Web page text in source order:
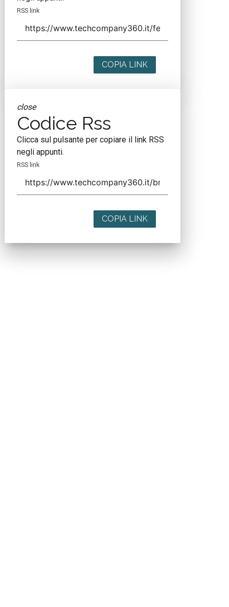
RSS link
COPIA LINK
close
Codice Rss
Clicca sul pulsante per copiare il link RSS
negli appunti.
RSS link
COPIA LINK